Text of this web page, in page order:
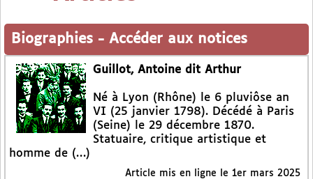
Biographies - Accéder aux notices
Guillot, Antoine dit Arthur
Né à Lyon (Rhône) le 6 pluviôse an
VI (25 janvier 1798). Décédé à Paris
(Seine) le 29 décembre 1870.
Statuaire, critique artistique et
homme de (…)
Article mis en ligne le 1er mars 2025